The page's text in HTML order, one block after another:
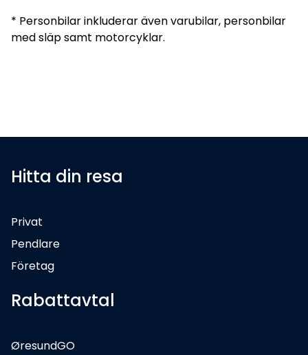
* Personbilar inkluderar även varubilar, personbilar
med släp samt motorcyklar.
Hitta din resa
Privat
Pendlare
Företag
Rabattavtal
ØresundGO